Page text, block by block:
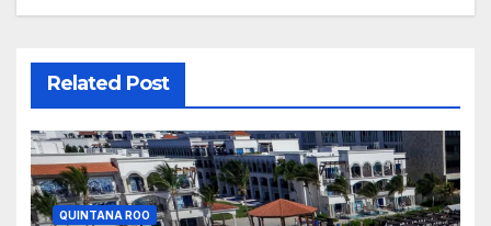
Related Post
QUINTANA ROO